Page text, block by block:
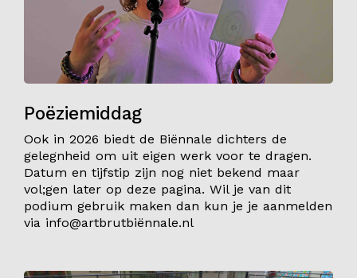
Poëziemiddag
Ook in 2026 biedt de Biënnale dichters de
gelegnheid om uit eigen werk voor te dragen.
Datum en tijfstip zijn nog niet bekend maar
vol;gen later op deze pagina. Wil je van dit
podium gebruik maken dan kun je je aanmelden
via info@artbrutbiënnale.nl